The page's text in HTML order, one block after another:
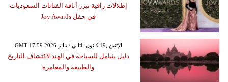
إطلالات راقية تبرز أناقة الفنانات السعوديات
في حفل Joy Awards
GMT 17:59 2026 الإثنين ,19 كانون الثاني / يناير
دليل شامل للسياحة في الهند لاكتشاف التاريخ
والطبيعة والمغامرة